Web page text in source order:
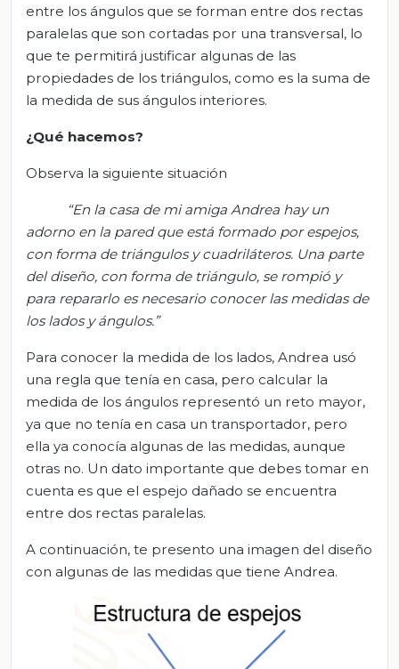
entre los ángulos que se forman entre dos rectas
paralelas que son cortadas por una transversal, lo
que te permitirá justificar algunas de las
propiedades de los triángulos, como es la suma de
la medida de sus ángulos interiores.
¿Qué hacemos?
Observa la siguiente situación
“En la casa de mi amiga Andrea hay un
adorno en la pared que está formado por espejos,
con forma de triángulos y cuadriláteros. Una parte
del diseño, con forma de triángulo, se rompió y
para repararlo es necesario conocer las medidas de
los lados y ángulos.”
Para conocer la medida de los lados, Andrea usó
una regla que tenía en casa, pero calcular la
medida de los ángulos representó un reto mayor,
ya que no tenía en casa un transportador, pero
ella ya conocía algunas de las medidas, aunque
otras no. Un dato importante que debes tomar en
cuenta es que el espejo dañado se encuentra
entre dos rectas paralelas.
A continuación, te presento una imagen del diseño
con algunas de las medidas que tiene Andrea.